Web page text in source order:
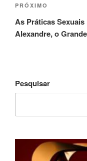
Próximo
post
PRÓXIMO
As Práticas
Alexandre, o Grande
Pesquisar